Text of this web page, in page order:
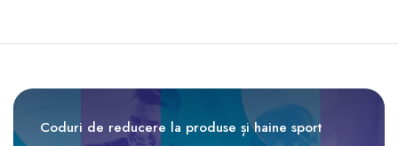
Coduri de reducere la produse și haine sport